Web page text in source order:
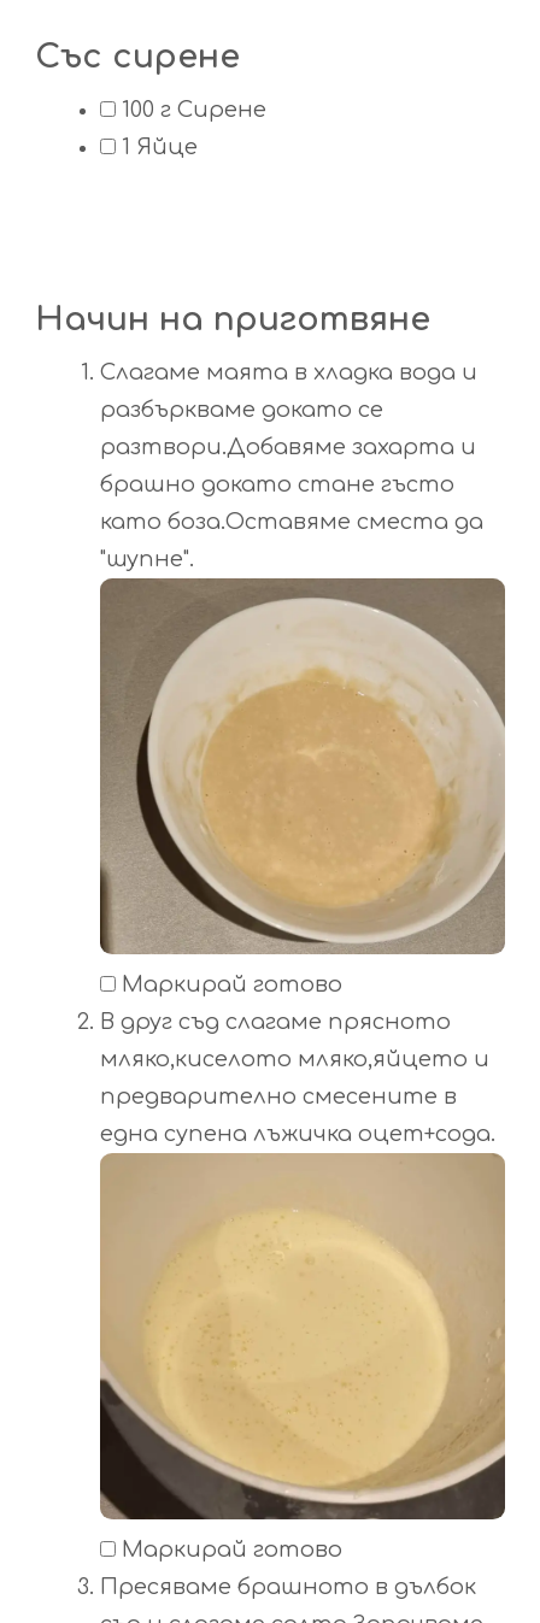
Със сирене
100 г Сирене
1 Яйце
Начин на приготвяне
Слагаме маята в хладка вода и
разбъркваме докато се
разтвори.Добавяме захарта и
брашно докато стане гъсто
като боза.Оставяме сместа да
"шупне".
Маркирай готово
В друг съд слагаме прясното
мляко,киселото мляко,яйцето и
предварително смесените в
една супена лъжичка оцет+сода.
Маркирай готово
Пресяваме брашното в дълбок